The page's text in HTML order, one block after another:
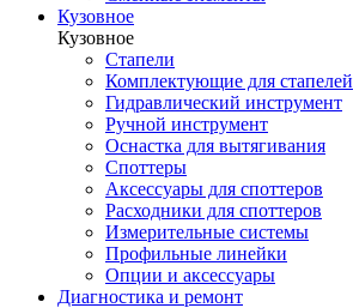
Кузовное
Кузовное
Стапели
Комплектующие для стапелей
Гидравлический инструмент
Ручной инструмент
Оснастка для вытягивания
Споттеры
Аксессуары для споттеров
Расходники для споттеров
Измерительные системы
Профильные линейки
Опции и аксессуары
Диагностика и ремонт